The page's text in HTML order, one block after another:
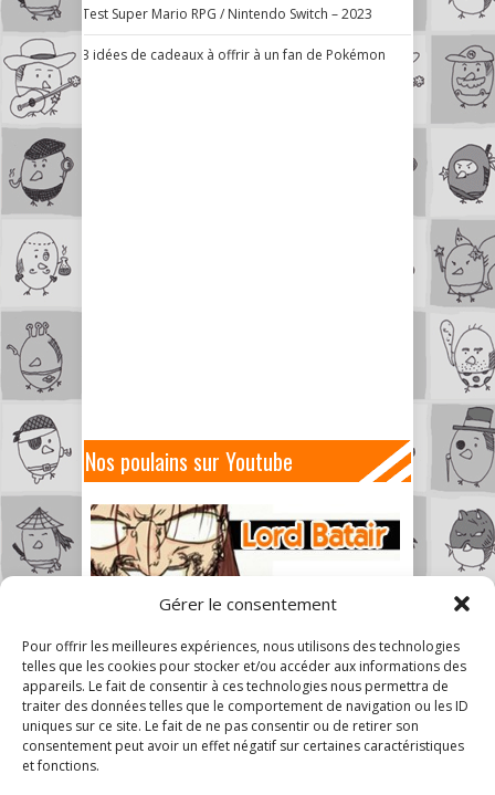
Gérer le consentement
Pour offrir les meilleures expériences, nous utilisons des technologies
telles que les cookies pour stocker et/ou accéder aux informations des
appareils. Le fait de consentir à ces technologies nous permettra de
traiter des données telles que le comportement de navigation ou les ID
uniques sur ce site. Le fait de ne pas consentir ou de retirer son
consentement peut avoir un effet négatif sur certaines caractéristiques
et fonctions.
Test Super Mario RPG / Nintendo Switch – 2023
3 idées de cadeaux à offrir à un fan de Pokémon
Nos poulains sur Youtube